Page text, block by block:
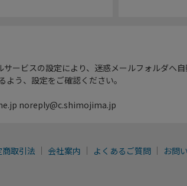
ービスの設定により、迷惑メールフォルダへ
う、設定をご確認ください。
noreply@c.shimojima.jp
取引法 会社案内 よくあるご質問 お問